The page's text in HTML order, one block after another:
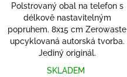
Polstrovaný obal na telefon s
délkově nastavitelným
popruhem. 8x15 cm Zerowaste
upcyklovaná autorská tvorba.
Jediný originál.
SKLADEM